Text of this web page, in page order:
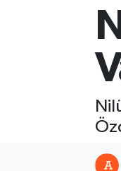
Tüm Manşetler
Son Dakika